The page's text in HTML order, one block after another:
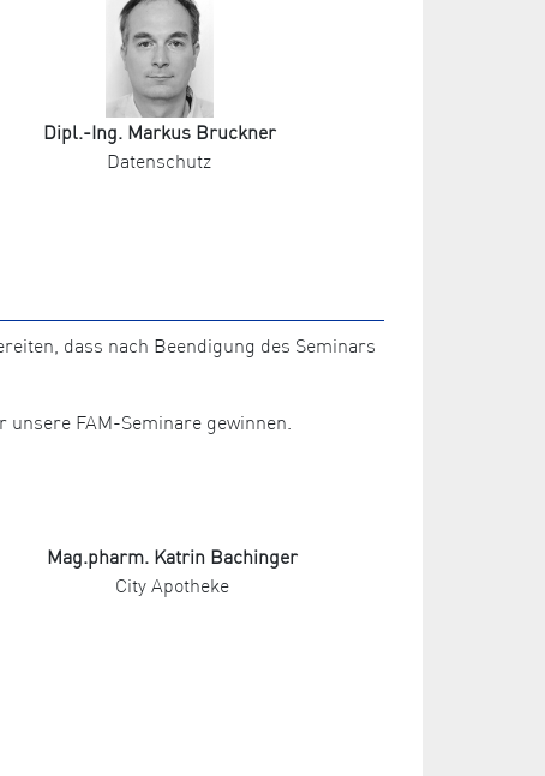
Dipl.-Ing. Markus Bruckner
Datenschutz
dass nach Beendigung des Seminars
FAM-Seminare gewinnen.
Mag.pharm. Katrin Bachinger
City Apotheke